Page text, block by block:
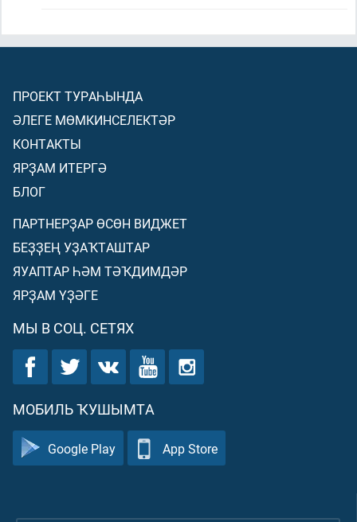
ПРОЕКТ ТУРАҺЫНДА
ӘЛЕГЕ МӨМКИНСЕЛЕКТӘР
КОНТАКТЫ
ЯРҘАМ ИТЕРГӘ
БЛОГ
ПАРТНЕРҘАР ӨСӨН ВИДЖЕТ
БЕҘҘЕҢ УҘАҠТАШТАР
ЯУАПТАР ҺӘМ ТӘҠДИМДӘР
ЯРҘАМ ҮҘӘГЕ
МЫ В СОЦ. СЕТЯХ
МОБИЛЬ ҠУШЫМТА
Google Play App Store